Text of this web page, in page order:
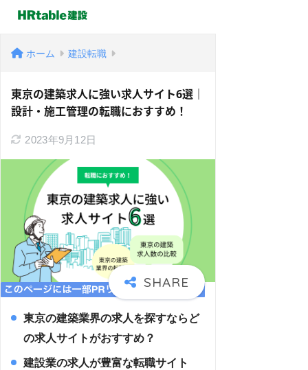
ホーム 建設転職
東京の建築求人に強い求人サイト6選｜
設計・施工管理の転職におすすめ！
2023年9月12日
東京の建築業界の求人を探すならど
の求人サイトがおすすめ？
建設業の求人が豊富な転職サイト